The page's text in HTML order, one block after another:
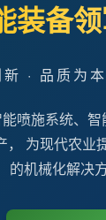
装备
· 品质为
喷施系统、
， 为现代农业
的机械化解决方